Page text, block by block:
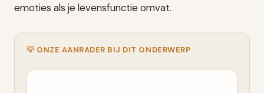
emoties als je levensfunctie omvat.
💡 ONZE AANRADER BIJ DIT ONDERWERP